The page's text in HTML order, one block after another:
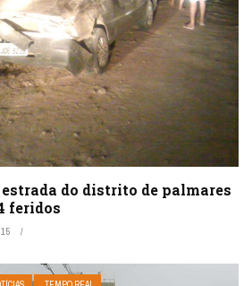
do distrito de palmares
feridos